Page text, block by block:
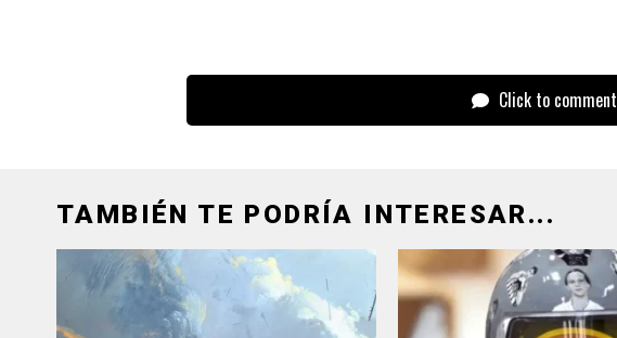
Click to comment
TAMBIÉN TE PODRÍA INTERESAR...